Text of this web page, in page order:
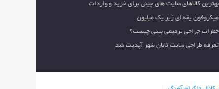
بهترین کالاهای سایت های چینی برای خرید و واردات
میکروفون یقه ای زیر یک میلیون
خطرات جراحی ترمیمی بینی چیست؟
تعرفه طراحی سایت تابان شهر آپدیت شد